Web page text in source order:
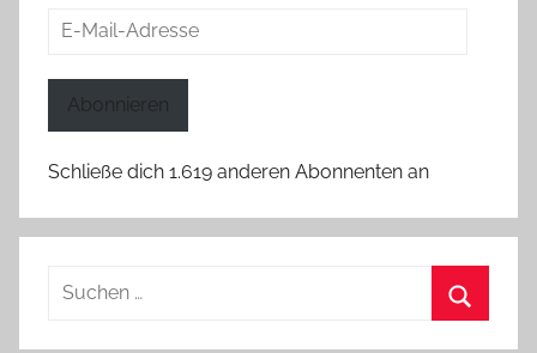
E-
Abonnieren
Schließe dich 1.619 anderen Abonnenten an
Suchen